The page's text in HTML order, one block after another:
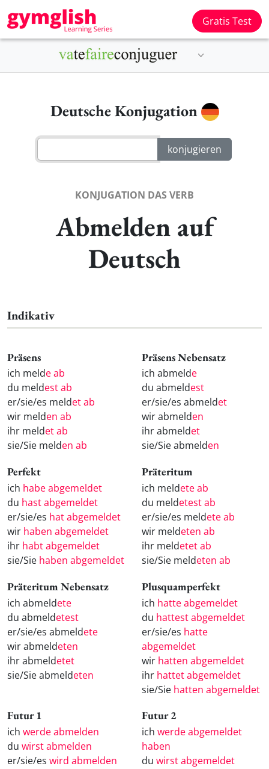
Gratis Test
Deutsche Konjugation
KONJUGATION DAS VERB
Abmelden auf
Deutsch
Indikativ
Präsens
ich melde ab
du meldest ab
er/sie/es meldet ab
wir melden ab
ihr meldet ab
sie/Sie melden ab
Präsens Nebensatz
ich abmelde
du abmeldest
er/sie/es abmeldet
wir abmelden
ihr abmeldet
sie/Sie abmelden
Perfekt
ich habe abgemeldet
du hast abgemeldet
er/sie/es hat abgemeldet
wir haben abgemeldet
ihr habt abgemeldet
sie/Sie haben abgemeldet
Präteritum
ich meldete ab
du meldetest ab
er/sie/es meldete ab
wir meldeten ab
ihr meldetet ab
sie/Sie meldeten ab
Präteritum Nebensatz
ich abmeldete
du abmeldetest
er/sie/es abmeldete
wir abmeldeten
ihr abmeldetet
sie/Sie abmeldeten
Plusquamperfekt
ich hatte abgemeldet
du hattest abgemeldet
er/sie/es hatte
abgemeldet
wir hatten abgemeldet
ihr hattet abgemeldet
sie/Sie hatten abgemeldet
Futur 1
ich werde abmelden
du wirst abmelden
er/sie/es wird abmelden
Futur 2
ich werde abgemeldet
haben
du wirst abgemeldet